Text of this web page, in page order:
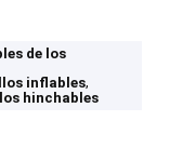
de los
inflables,
hinchables